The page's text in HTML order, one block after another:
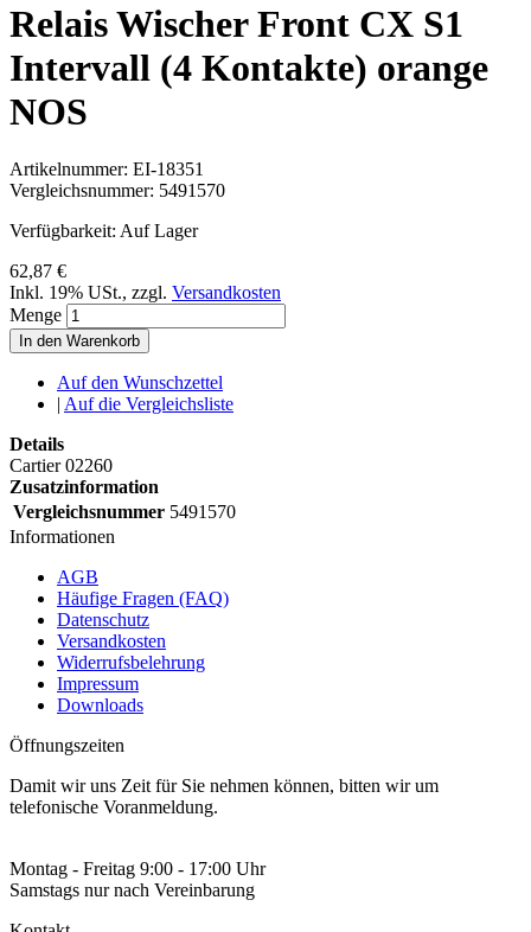
Relais Wischer Front CX S1
Intervall (4 Kontakte) orange
NOS
Artikelnummer: EI-18351
Vergleichsnummer: 5491570
Verfügbarkeit: Auf Lager
62,87 €
Inkl. 19% USt., zzgl. Versandkosten
Menge
In den Warenkorb
Auf den Wunschzettel
| Auf die Vergleichsliste
Details
Cartier 02260
Zusatzinformation
Vergleichsnummer 5491570
Informationen
AGB
Häufige Fragen (FAQ)
Datenschutz
Versandkosten
Widerrufsbelehrung
Impressum
Downloads
Öffnungszeiten
Damit wir uns Zeit für Sie nehmen können, bitten wir um
telefonische Voranmeldung.
Montag - Freitag 9:00 - 17:00 Uhr
Samstags nur nach Vereinbarung